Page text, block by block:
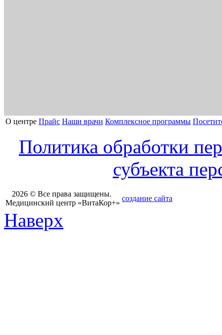
О центре Прайс Наши врачи Комплексное программы
Политика обработки
субъекта
2026 © Все права защищены.
Медицинский центр «ВитаКор+»
создание сайта
Наверх